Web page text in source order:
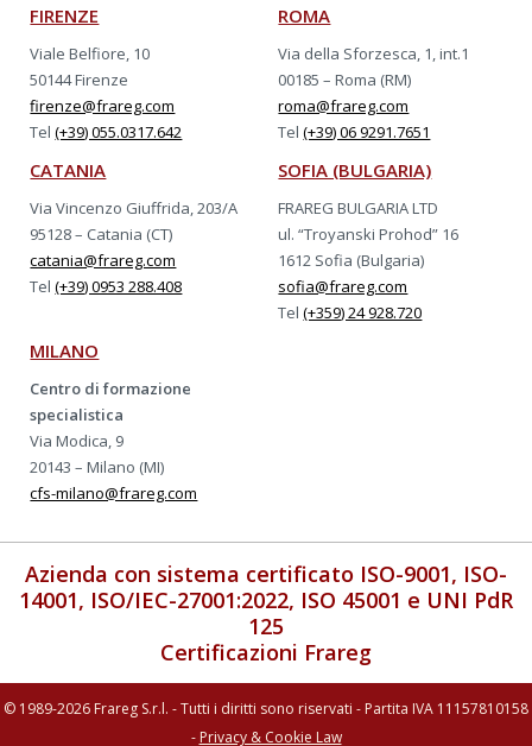
FIRENZE
Viale Belfiore, 10
50144 Firenze
firenze@frareg.com
Tel(+39) 055.0317.642
ROMA
Via della Sforzesca, 1, int.1
00185 – Roma (RM)
roma@frareg.com
Tel(+39) 06 9291.7651
CATANIA
Via Vincenzo Giuffrida, 203/A
95128 – Catania (CT)
catania@frareg.com
Tel(+39) 0953 288.408
SOFIA (BULGARIA)
FRAREG BULGARIA LTD
ul. “Troyanski Prohod” 16
1612 Sofia (Bulgaria)
sofia@frareg.com
Tel(+359) 24 928.720
MILANO
Centro di formazione
specialistica
Via Modica, 9
20143 – Milano (MI)
cfs-milano@frareg.com
Azienda con sistema certificato ISO-9001, ISO-
14001, ISO/IEC-27001:2022, ISO 45001 e UNI PdR
125
Certificazioni Frareg
© 1989-2026 Frareg S.r.l. - Tutti i diritti sono riservati - Partita IVA 11157810158
- Privacy & Cookie Law